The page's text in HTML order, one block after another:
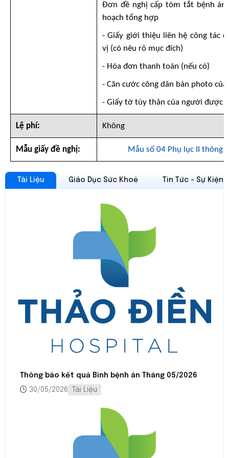
Đơn đề nghị cấp tóm tắt bệnh án
hoạch tổng hợp
- Giấy giới thiệu liên hệ công tác
vị (có nêu rõ mục đích)
- Hóa đơn thanh toán (nếu có)
- Căn cước công dân bản photo
- Giấy tờ tùy thân của người được
Lệ phí: Không
Mẫu giấy đề nghị: Mẫu số 04 Phụ lục II thông
Tài Liệu Giáo Dục Sức Khoẻ Tin Tức - Sự Kiện
Thông báo kết quả Bình bệnh án Tháng 05/2026
30/05/2026
Tài Liệu